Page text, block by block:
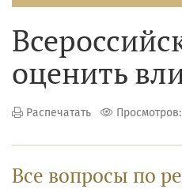
оценить
Распечатать
Все вопросы по